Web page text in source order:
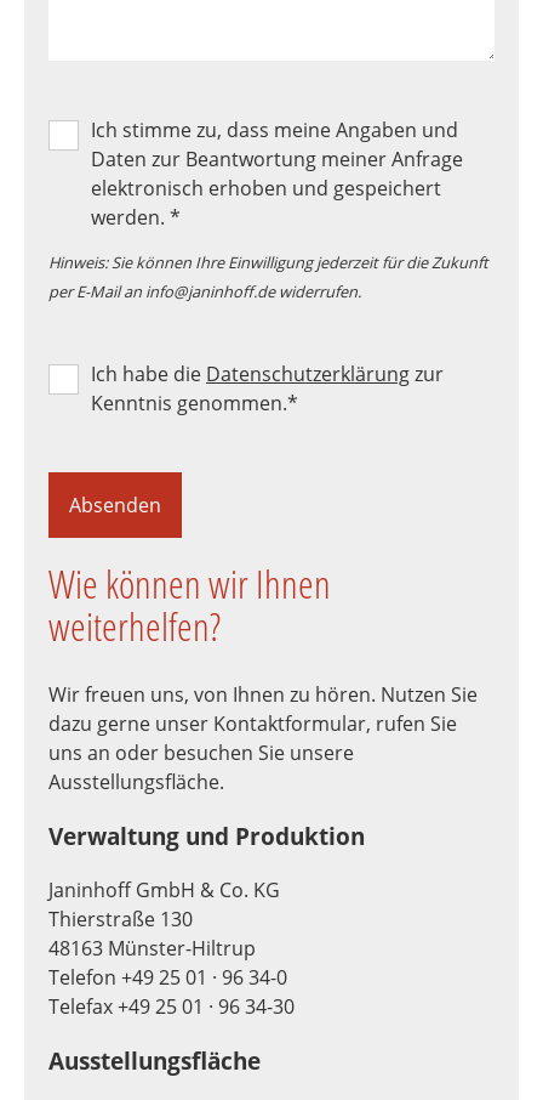
Produkt
FavoritenIch stimme zu, dass meine Angaben und
Daten zur Beantwortung meiner Anfrage
elektronisch erhoben und gespeichert
werden. *
Hinweis: Sie können Ihre Einwilligung jederzeit für die Zukunft
per E-Mail an info@janinhoff.de widerrufen.
Ich habe die Datenschutzerklärungzur
Kenntnis genommen.*
Absenden
Wie können wir Ihnen
weiterhelfen?
Wir freuen uns, von Ihnen zu hören. Nutzen Sie
dazu gerne unser Kontaktformular, rufen Sie
uns an oder besuchen Sie unsere
Ausstellungsfläche.
Verwaltung und Produktion
Janinhoff GmbH & Co. KG
Thierstraße 130
48163 Münster-Hiltrup
Telefon +49 25 01 · 96 34-0
Telefax +49 25 01 · 96 34-30
Ausstellungsfläche